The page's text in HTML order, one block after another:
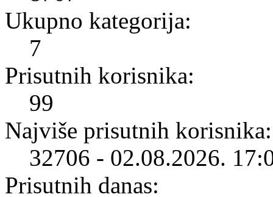
Ukupno kategorija:
7
Prisutnih korisnika:
99
Najviše prisutnih korisnika:
32706 - 02.08.2026.
Prisutnih danas: